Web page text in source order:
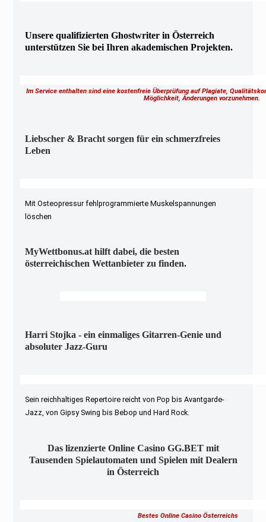
Unsere qualifizierten Ghostwriter in Österreich
unterstützen Sie bei Ihren akademischen Projekten.
Im Service enthalten sind eine kostenfreie Überprüfung auf Plagiate,
Möglichkeit, Änderungen vorzunehmen.
Liebscher & Bracht sorgen für ein schmerzfreies
Leben
Mit Osteopressur fehlprogrammierte Muskelspannungen
löschen
MyWettbonus.at hilft dabei, die besten
österreichischen Wettanbieter zu finden.
Harri Stojka - ein einmaliges Gitarren-Genie und
absoluter Jazz-Guru
Sein reichhaltiges Repertoire reicht von Pop bis Avantgarde-
Jazz, von Gipsy Swing bis Bebop und Hard Rock.
Das lizenzierte Online Casino GG.BET mit
Tausenden Spielautomaten und Spielen mit Dealern
in Österreich
Bestes Online Casino Österreichs